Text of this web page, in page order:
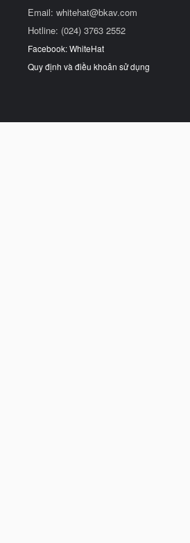
Email: whitehat@bkav.com
Hotline: (024) 3763 2552
Facebook: WhiteHat
Quy định và điều khoản sử dụng